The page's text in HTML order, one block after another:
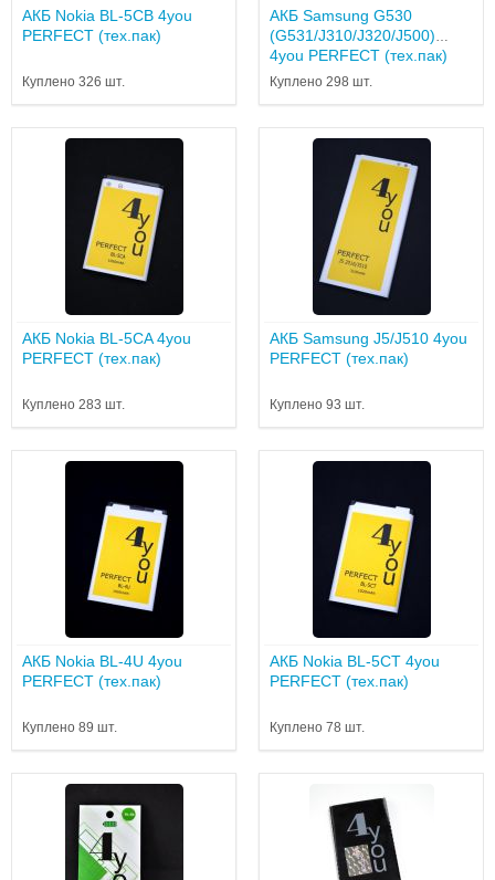
АКБ Nokia BL-5CB 4you
PERFECT (тех.пак)
Куплено 326 шт.
АКБ Samsung G530
(G531/J310/J320/J500)
4you PERFECT (тех.пак)
Куплено 298 шт.
АКБ Nokia BL-5CA 4you
PERFECT (тех.пак)
Куплено 283 шт.
АКБ Samsung J5/J510 4you
PERFECT (тех.пак)
Куплено 93 шт.
АКБ Nokia BL-4U 4you
PERFECT (тех.пак)
Куплено 89 шт.
АКБ Nokia BL-5CT 4you
PERFECT (тех.пак)
Куплено 78 шт.